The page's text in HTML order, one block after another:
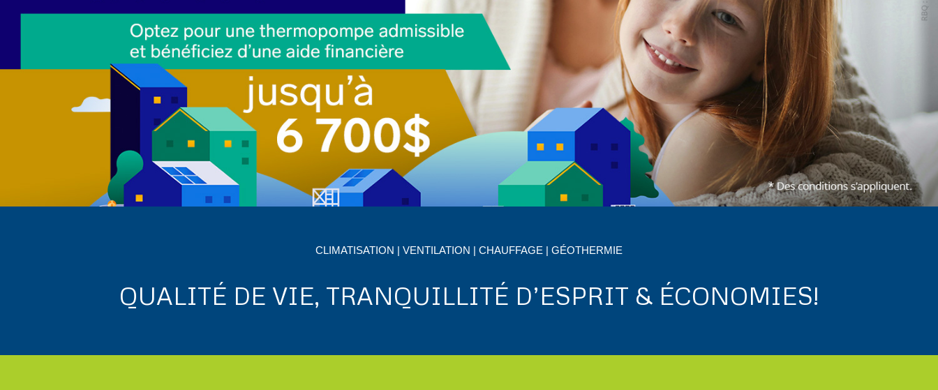
CLIMATISATION | VENTILATION | CHAUFFAGE | GÉOTHERMIE
QUALITÉ DE VIE, TRANQUILLITÉ D’ESPRIT & ÉCONOMIES!